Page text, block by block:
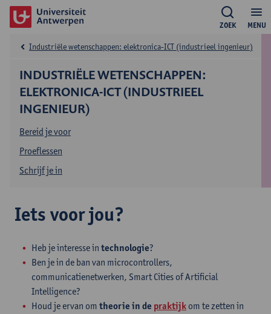
MENU
ZOEK
INDUSTRIËLE WETENSCHAPPEN:
ELEKTRONICA-ICT (INDUSTRIEEL
INGENIEUR)
Industriële wetenschappen: elektronica-ICT (industrieel ingenieur)
Bereid je voor
Proeflessen
Schrijf je in
Iets voor jou?
Heb je interesse in technologie?
Ben je in de ban van microcontrollers,
communicatienetwerken, Smart Cities of Artificial
Intelligence?
Houd je ervan om theorie in de praktijk om te zetten in